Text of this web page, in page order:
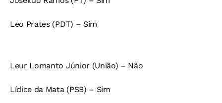
Leo Prates (PDT) – Sim
Leur Lomanto Júnior (União) – Não
Lídice da Mata (PSB) – Sim